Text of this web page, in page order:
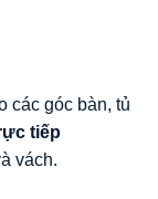
các góc bàn, tủ
tiếp
vách.